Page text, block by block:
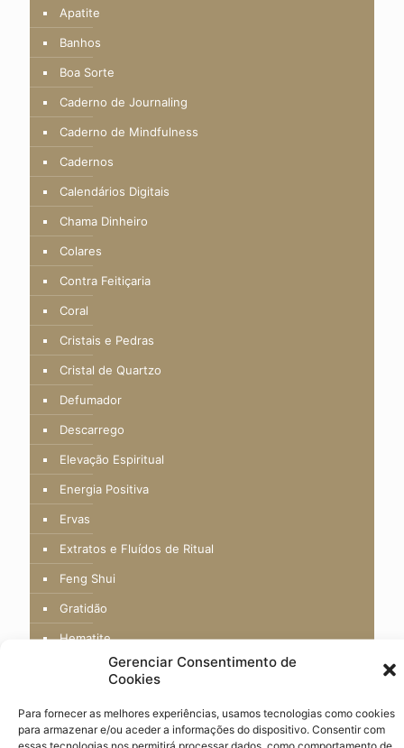
Gerenciar Consentimento de
Cookies
Para fornecer as melhores experiências, usamos tecnologias como cookies
para armazenar e/ou aceder a informações do dispositivo. Consentir com
essas tecnologias nos permitirá processar dados, como comportamento de
Apatite
Banhos
Boa Sorte
Caderno de Journaling
Caderno de Mindfulness
Cadernos
Calendários Digitais
Chama Dinheiro
Colares
Contra Feitiçaria
Coral
Cristais e Pedras
Cristal de Quartzo
Defumador
Descarrego
Elevação Espiritual
Energia Positiva
Ervas
Extratos e Fluídos de Ritual
Feng Shui
Gratidão
Hematite
Lápis-Lazúli